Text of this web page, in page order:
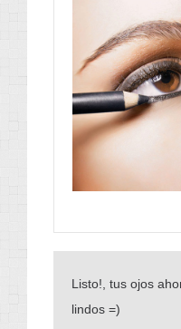
Listo!, tus ojos
lindos =)